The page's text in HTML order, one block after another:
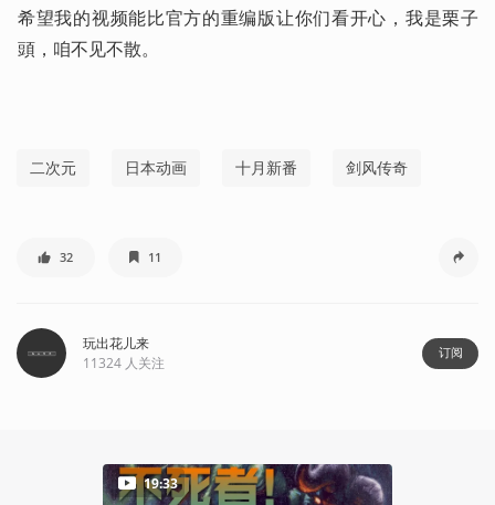
希望我的视频能比官方的重编版让你们看开心，我是栗子
頭，咱不见不散。
二次元 日本动画 十月新番 剑风传奇
32 11
玩出花儿来
11324 人关注
订阅
19:33